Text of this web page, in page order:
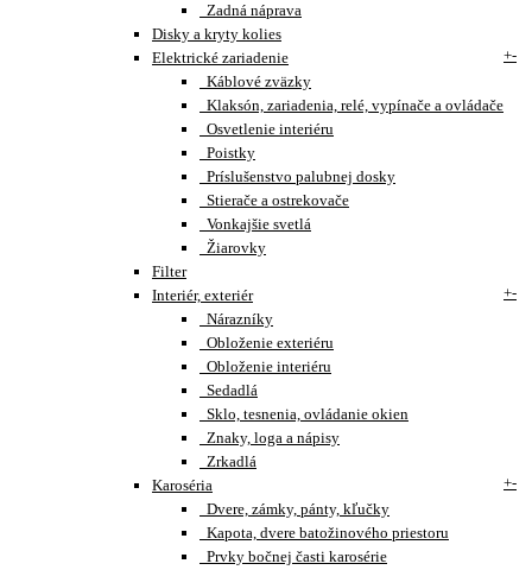
Zadná náprava
Disky a kryty kolies
Elektrické zariadenie
+-
Káblové zväzky
Klaksón, zariadenia, relé, vypínače a ovládače
Osvetlenie interiéru
Poistky
Príslušenstvo palubnej dosky
Stierače a ostrekovače
Vonkajšie svetlá
Žiarovky
Filter
Interiér, exteriér
+-
Nárazníky
Obloženie exteriéru
Obloženie interiéru
Sedadlá
Sklo, tesnenia, ovládanie okien
Znaky, loga a nápisy
Zrkadlá
Karoséria
+-
Dvere, zámky, pánty, kľučky
Kapota, dvere batožinového priestoru
Prvky bočnej časti karosérie